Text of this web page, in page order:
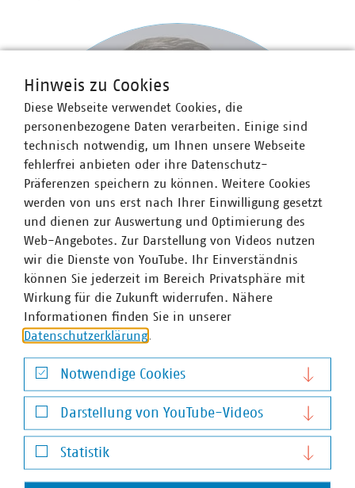
Dr. Florian Gräßler
Geschäftsführer
+49 351 8 192-192
+49 170 8580 123
graessler(at)vku(dot)de
Hinweis zu Cookies
Diese Webseite verwendet Cookies, die
personenbezogene Daten verarbeiten. Einige sind
technisch notwendig, um Ihnen unsere Webseite
fehlerfrei anbieten oder ihre Datenschutz-
Präferenzen speichern zu können. Weitere Cookies
werden von uns erst nach Ihrer Einwilligung gesetzt
und dienen zur Auswertung und Optimierung des
Web-Angebotes. Zur Darstellung von Videos nutzen
wir die Dienste von YouTube. Ihr Einverständnis
können Sie jederzeit im Bereich Privatsphäre mit
Wirkung für die Zukunft widerrufen. Nähere
Informationen finden Sie in unserer
Datenschutzerklärung
Notwendige Cookies
Notwendige Cookies
Darstellung von YouTube-Videos
Darstellung von YouTube-Videos
Statistik
Statistik